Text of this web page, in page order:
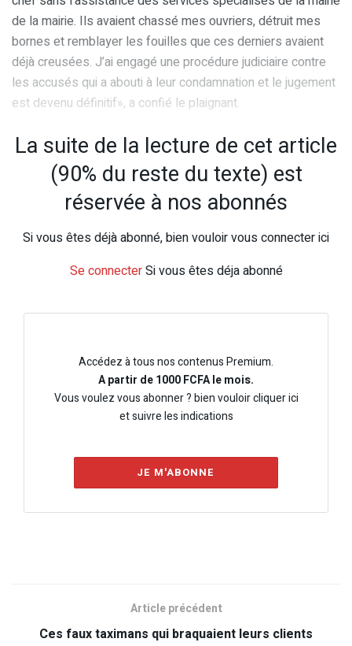
de la mairie. Ils avaient chassé mes ouvriers, détruit mes
bornes et remblayer les fouilles que ces derniers avaient
déjà creusées. J’ai engagé une procédure judiciaire contre
les accusés qui a abouti à leur condamnation et le jugement
est devenu définitif», a confié le plaignant.
La suite de la lecture de cet article
(90% du reste du texte) est
réservée à nos abonnés
Si vous êtes déjà abonné, bien vouloir vous connecter ici
Se connecterSi vous êtes déja abonné
Accédez à tous nos contenus Premium.
A partir de 1000 FCFA le mois.
Vous voulez vous abonner ? bien vouloir cliquer ici
et suivre les indications
JE M'ABONNE
Article précédent
Ces faux taximans qui braquaient leurs clients